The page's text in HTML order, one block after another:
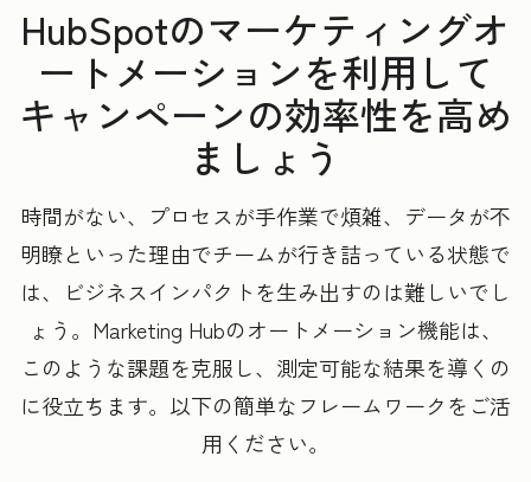
HubSpotのマーケティングオ
ートメーションを利用して
キャンペーンの効率性を高め
ましょう
時間がない、プロセスが手作業で煩雑、データが不
明瞭といった理由でチームが行き詰っている状態で
は、ビジネスインパクトを生み出すのは難しいでし
ょう。Marketing Hubのオートメーション機能は、
このような課題を克服し、測定可能な結果を導くの
に役立ちます。以下の簡単なフレームワークをご活
用ください。